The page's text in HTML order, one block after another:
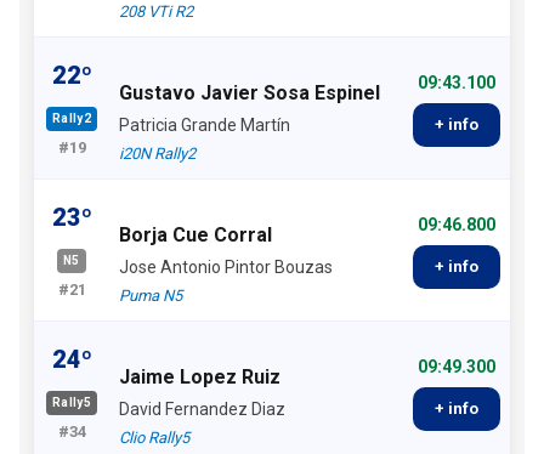
208 VTi R2
22º
Rally2
#19
Gustavo Javier Sosa Espinel
Patricia Grande Martín
i20N Rally2
09:43.100
+ info
23º
N5
#21
Borja Cue Corral
Jose Antonio Pintor Bouzas
Puma N5
09:46.800
+ info
24º
Rally5
#34
Jaime Lopez Ruiz
David Fernandez Diaz
Clio Rally5
09:49.300
+ info